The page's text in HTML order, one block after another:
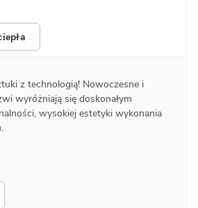
z technologią! Nowoczesne i
wyróżniają się doskonałym
wysokiej estetyki wykonania